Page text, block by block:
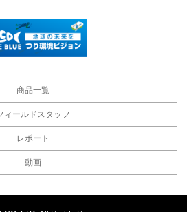
商品一覧
ィールドスタッフ
レポート
動画